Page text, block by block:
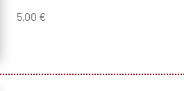
5,00 €